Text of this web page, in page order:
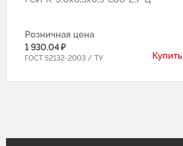
Розничная цена
1 930.04 ₽
ГОСТ 52132-2003 / ТУ Купить